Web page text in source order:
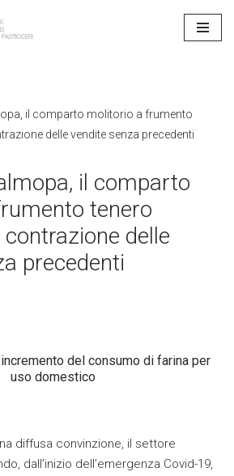
il comparto molitorio a frumento
delle vendite senza precedenti
il comparto
tenero
delle
precedenti
del consumo di farina per
uso domestico
diffusa convinzione, il settore
dall’inizio dell’emergenza Covid-19,